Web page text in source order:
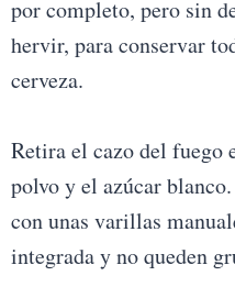
por completo, pero sin
hervir, para conservar
cerveza.
Retira el cazo del fuego
polvo y el azúcar
con unas varillas
integrada y no queden